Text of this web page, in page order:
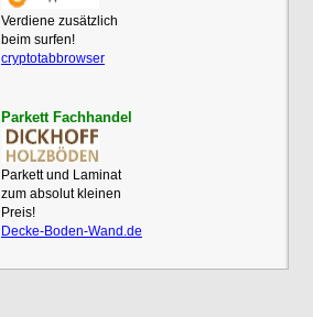
Verdiene zusätzlich
beim surfen!
cryptotabbrowser
Parkett Fachhandel
Parkett und Laminat
zum absolut kleinen
Preis!
Decke-Boden-Wand.de